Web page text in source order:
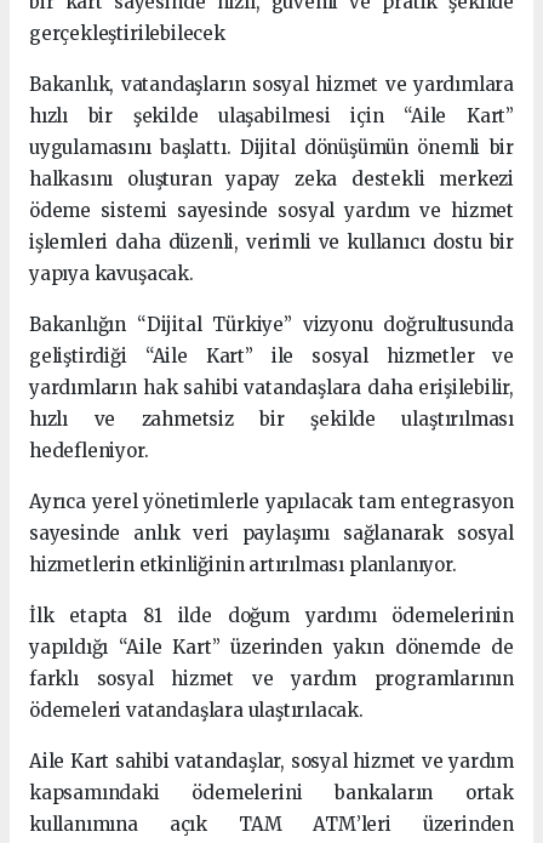
gerçekleştirilebilecek
Bakanlık, vatandaşların sosyal hizmet ve yardımlara
hızlı bir şekilde ulaşabilmesi için “Aile Kart”
uygulamasını başlattı. Dijital dönüşümün önemli bir
halkasını oluşturan yapay zeka destekli merkezi
ödeme sistemi sayesinde sosyal yardım ve hizmet
işlemleri daha düzenli, verimli ve kullanıcı dostu bir
yapıya kavuşacak.
Bakanlığın “Dijital Türkiye” vizyonu doğrultusunda
geliştirdiği “Aile Kart” ile sosyal hizmetler ve
yardımların hak sahibi vatandaşlara daha erişilebilir,
hızlı ve zahmetsiz bir şekilde ulaştırılması
hedefleniyor.
Ayrıca yerel yönetimlerle yapılacak tam entegrasyon
sayesinde anlık veri paylaşımı sağlanarak sosyal
hizmetlerin etkinliğinin artırılması planlanıyor.
İlk etapta 81 ilde doğum yardımı ödemelerinin
yapıldığı “Aile Kart” üzerinden yakın dönemde de
farklı sosyal hizmet ve yardım programlarının
ödemeleri vatandaşlara ulaştırılacak.
Aile Kart sahibi vatandaşlar, sosyal hizmet ve yardım
kapsamındaki ödemelerini bankaların ortak
kullanımına açık TAM ATM’leri üzerinden